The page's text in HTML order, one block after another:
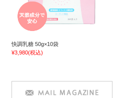
快調乳糖 50g×10袋
¥3,980(税込)